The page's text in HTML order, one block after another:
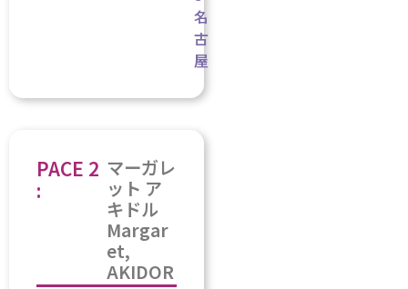
名
古
屋
PACE 2
:
マーガレ
ット ア
キドル
Margar
et,
AKIDOR